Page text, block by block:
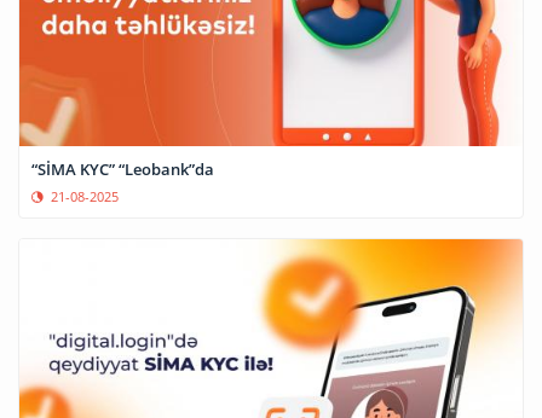
“SİMA KYC” “Leobank”da
21-08-2025